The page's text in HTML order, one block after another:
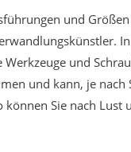
und
und
und kann, je
Sie nach Lust